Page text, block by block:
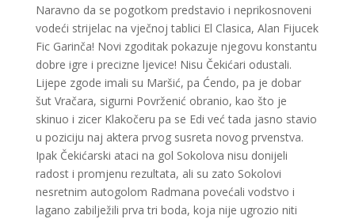
Naravno da se pogotkom predstavio i neprikosnoveni
vodeći strijelac na vječnoj tablici El Clasica, Alan Fijucek
Fic Garinča! Novi zgoditak pokazuje njegovu konstantu
dobre igre i precizne ljevice! Nisu Čekićari odustali.
Lijepe zgode imali su Maršić, pa Ćendo, pa je dobar
šut Vračara, sigurni Povrženić obranio, kao što je
skinuo i zicer Klakočeru pa se Edi već tada jasno stavio
u poziciju naj aktera prvog susreta novog prvenstva.
Ipak Čekićarski ataci na gol Sokolova nisu donijeli
radost i promjenu rezultata, ali su zato Sokolovi
nesretnim autogolom Radmana povećali vodstvo i
lagano zabilježili prva tri boda, koja nije ugrozio niti